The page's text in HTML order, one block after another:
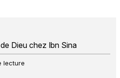
Dieu chez Ibn Sina
lecture